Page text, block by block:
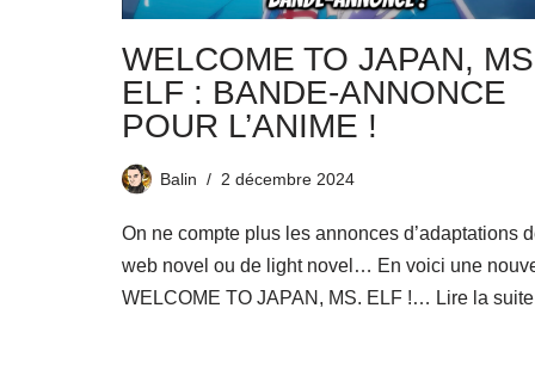
WELCOME TO JAPAN,
ELF : BANDE-ANNONCE
POUR L’ANIME !
Balin 2 décembre 2024
On ne compte plus les annonces d’adaptations
web novel ou de light novel… En voici une
WELCOME TO JAPAN, MS. ELF !… Lire la